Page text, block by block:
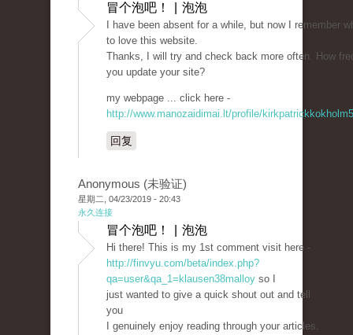
冒个泡吧！ | 泡泡
I have been absent for a while, but now I remember
to love this website.
Thanks, I will try and check back more often. How
you update your site?
my webpage ... click here -
http://www.manozaidimai.lt/profile/kirkpatrickkokholm5
回复
Anonymous (未验证)
星期二, 04/23/2019 - 20:43
永久连接
冒个泡吧！ | 泡泡
Hi there! This is my 1st comment visit here -
http://finvyu.com/beta/index.php?
qa=user&qa_1=klausen38malloy so I
just wanted to give a quick shout out and tell
you
I genuinely enjoy reading through your articles.